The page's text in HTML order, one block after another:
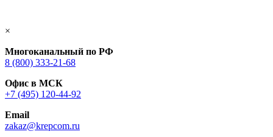
×
Многоканальный по РФ
8 (800) 333‑21-68
Офис в МСК
+7 (495) 120-44-92
Email
zakaz@krepcom.ru